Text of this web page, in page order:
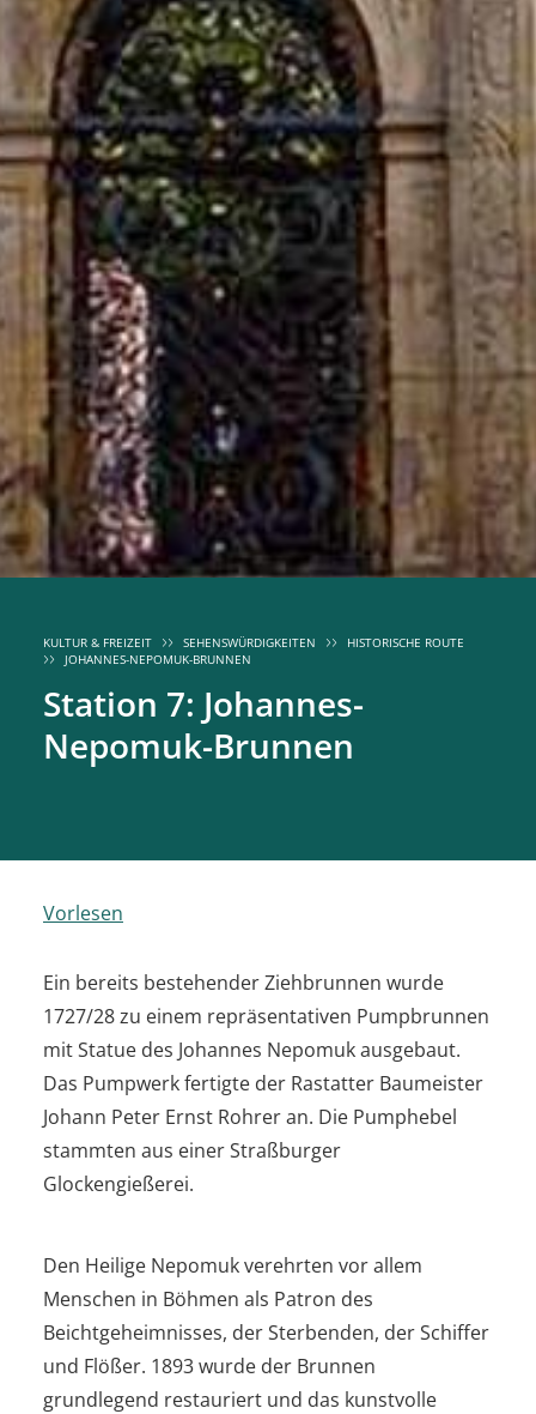
KULTUR & FREIZEIT SEHENSWÜRDIGKEITEN
HISTORISCHE ROUTE
JOHANNES-NEPOMUK-BRUNNEN
Station 7: Johannes-
Nepomuk-Brunnen
Vorlesen
Ein bereits bestehender Ziehbrunnen wurde
1727/28 zu einem repräsentativen Pumpbrunnen
mit Statue des Johannes Nepomuk ausgebaut.
Das Pumpwerk fertigte der Rastatter Baumeister
Johann Peter Ernst Rohrer an. Die Pumphebel
stammten aus einer Straßburger
Glockengießerei.
Den Heilige Nepomuk verehrten vor allem
Menschen in Böhmen als Patron des
Beichtgeheimnisses, der Sterbenden, der Schiffer
und Flößer. 1893 wurde der Brunnen
grundlegend restauriert und das kunstvolle